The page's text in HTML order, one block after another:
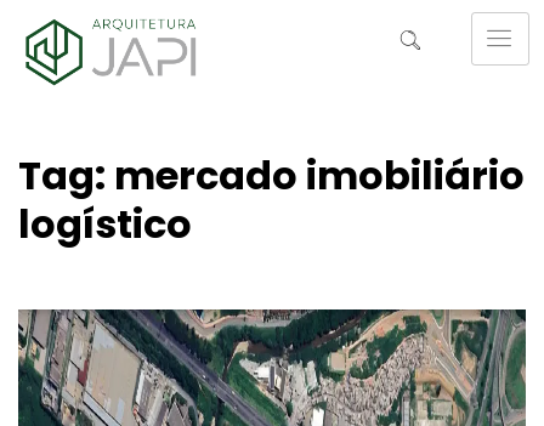
Tag: mercado imobiliário
logístico